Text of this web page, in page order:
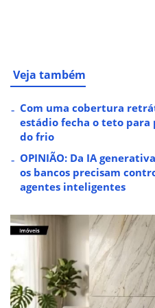
Veja também
Com uma cobertura
estádio fecha o teto para
do frio
OPINIÃO: Da IA
os bancos precisam
agentes inteligentes